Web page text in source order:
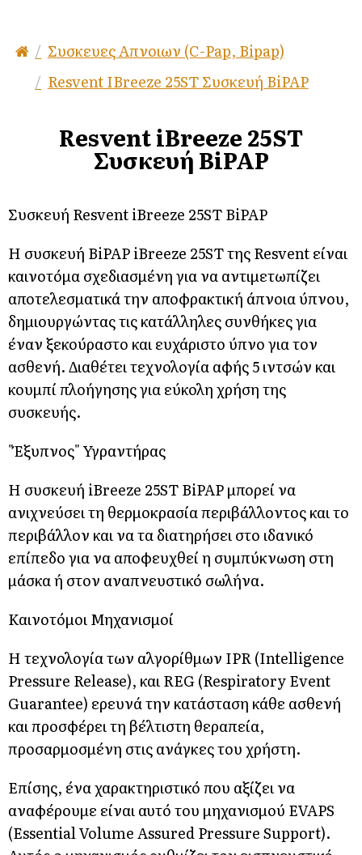
Συσκευες Απνοιων (c-Pap, Bipap)
Resvent IBreeze 25ST Συσκευή BiPAP
Resvent iBreeze 25ST
Συσκευή BiPAP
Συσκευή Resvent iBreeze 25ST BiPAP
Η συσκευή BiPAP iBreeze 25ST της Resvent είναι
καινοτόμα σχεδιασμένη για να αντιμετωπίζει
αποτελεσματικά την αποφρακτική άπνοια ύπνου,
δημιουργώντας τις κατάλληλες συνθήκες για
έναν ξεκούραστο και ευχάριστο ύπνο για τον
ασθενή. Διαθέτει τεχνολογία αφής 5 ιντσών και
κουμπί πλοήγησης για εύκολη χρήση της
συσκευής.
"Έξυπνος" Υγραντήρας
Η συσκευή iBreeze 25ST BiPAP μπορεί να
ανιχνεύσει τη θερμοκρασία περιβάλλοντος και το
περιβάλλον και να τα διατηρήσει στο ιδανικό
επίπεδο για να αποφευχθεί η συμπύκνωση στη
μάσκα ή στον αναπνευστικό σωλήνα.
Καινοτόμοι Μηχανισμοί
Η τεχνολογία των αλγορίθμων IPR (Intelligence
Pressure Release), και REG (Respiratory Event
Guarantee) ερευνά την κατάσταση κάθε ασθενή
και προσφέρει τη βέλτιστη θεραπεία,
προσαρμοσμένη στις ανάγκες του χρήστη.
Επίσης, ένα χαρακτηριστικό που αξίζει να
αναφέρουμε είναι αυτό του μηχανισμού EVAPS
(Essential Volume Assured Pressure Support).